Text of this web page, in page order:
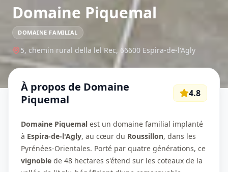
Domaine Piquemal
DOMAINE FAMILIAL
5, chemin rural della lel Rec,66600 Espira-de-l'Agly
À propos de Domaine
Piquemal
4.8
Domaine Piquemal est un domaine familial implanté
à Espira-de-l'Agly, au cœur du Roussillon, dans les
Pyrénées-Orientales. Porté par quatre générations, ce
vignoble de 48 hectares s'étend sur les coteaux de la